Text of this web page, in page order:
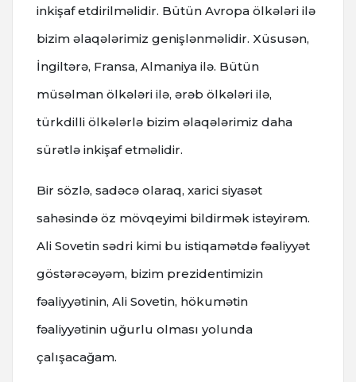
inkişaf etdirilməlidir. Bütün Avropa ölkələri ilə
bizim əlaqələrimiz genişlənməlidir. Xüsusən,
İngiltərə, Fransa, Almaniya ilə. Bütün
müsəlman ölkələri ilə, ərəb ölkələri ilə,
türkdilli ölkələrlə bizim əlaqələrimiz daha
sürətlə inkişaf etməlidir.
Bir sözlə, sadəcə olaraq, xarici siyasət
sahəsində öz mövqeyimi bildirmək istəyirəm.
Ali Sovetin sədri kimi bu istiqamətdə fəaliyyət
göstərəcəyəm, bizim prezidentimizin
fəaliyyətinin, Ali Sovetin, hökumətin
fəaliyyətinin uğurlu olması yolunda
çalışacağam.